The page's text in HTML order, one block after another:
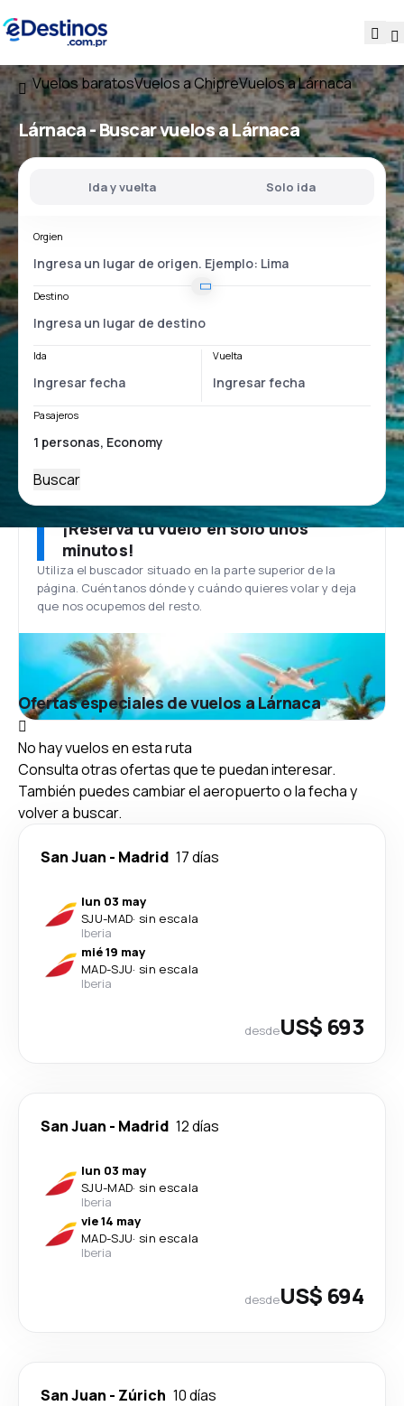
Vuelos baratosVuelos a ChipreVuelos a Lárnaca
Lárnaca - Buscar vuelos a Lárnaca
Ida y vuelta Solo ida
Orgien
Destino
Ida Vuelta
Pasajeros
Buscar
¡Reserva tu vuelo en solo unos
minutos!
Utiliza el buscador situado en la parte superior de la
página. Cuéntanos dónde y cuándo quieres volar y deja
que nos ocupemos del resto.
Ofertas especiales de vuelos a Lárnaca
No hay vuelos en esta ruta
Consulta otras ofertas que te puedan interesar.
También puedes cambiar el aeropuerto o la fecha y
volver a buscar.
San Juan - Madrid 17 días
lun 03 may
SJU-MAD· sin escala
Iberia
mié 19 may
MAD-SJU· sin escala
Iberia
desdeUS$ 693
San Juan - Madrid 12 días
lun 03 may
SJU-MAD· sin escala
Iberia
vie 14 may
MAD-SJU· sin escala
Iberia
desdeUS$ 694
San Juan - Zúrich 10 días